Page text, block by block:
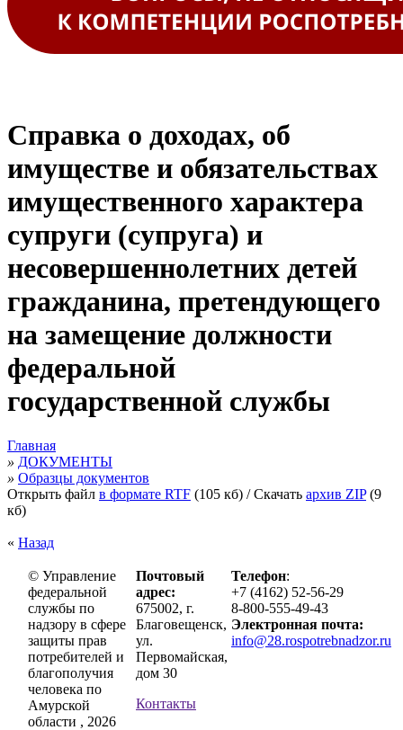
Справка о доходах, об
имуществе и обязательствах
имущественного характера
супруги (супруга) и
несовершеннолетних детей
гражданина, претендующего
на замещение должности
федеральной
государственной службы
Главная
» ДОКУМЕНТЫ
» Образцы документов
Открыть файл в формате RTF (105 кб) / Скачать архив ZIP (9
кб)
« Назад
© Управление
федеральной
службы по
надзору в сфере
защиты прав
потребителей и
благополучия
человека по
Амурской
области , 2026
Почтовый
адрес:
675002, г.
Благовещенск,
ул.
Первомайская,
дом 30
Контакты
Телефон:
+7 (4162) 52-56-29
8-800-555-49-43
Электронная почта:
info@28.rospotrebnadzor.ru